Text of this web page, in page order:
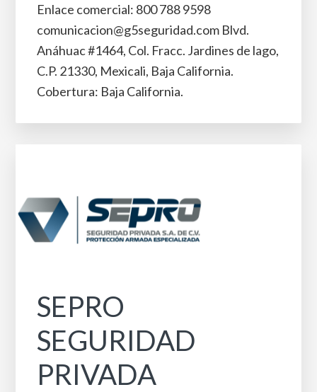
Enlace comercial: 800 788 9598
comunicacion@g5seguridad.com Blvd.
Anáhuac #1464, Col. Fracc. Jardines de lago,
C.P. 21330, Mexicali, Baja California.
Cobertura: Baja California.
SEPRO
SEGURIDAD
PRIVADA